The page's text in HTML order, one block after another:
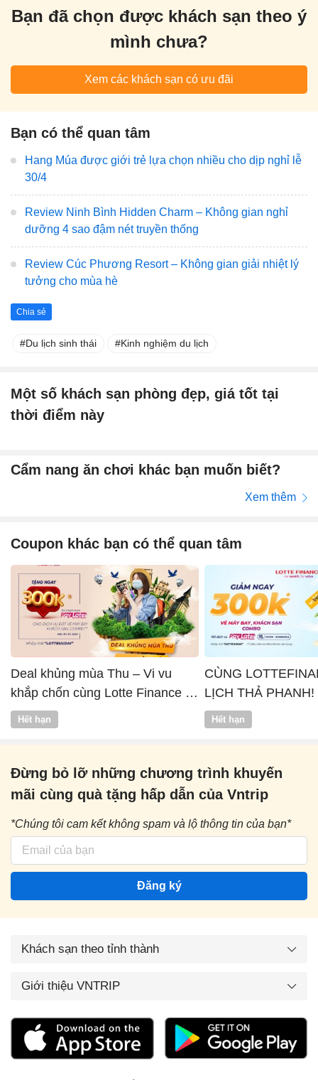
Bạn đã chọn được khách sạn theo ý
mình chưa?
Xem các khách sạn có ưu đãi
Bạn có thể quan tâm
Hang Múa được giới trẻ lựa chọn nhiều cho dịp nghỉ lễ
30/4
Review Ninh Bình Hidden Charm – Không gian nghỉ
dưỡng 4 sao đậm nét truyền thống
Review Cúc Phương Resort – Không gian giải nhiệt lý
tưởng cho mùa hè
Chia sẻ
Du lịch sinh thái Kinh nghiệm du lịch
Một số khách sạn phòng đẹp, giá tốt tại
thời điểm này
Cẩm nang ăn chơi khác bạn muốn biết?
Xem thêm
Coupon khác bạn có thể quan tâm
Deal khủng mùa Thu – Vi vu
khắp chốn cùng Lotte Finance x
Vntrip
Hết hạn
CÙNG
LỊCH THẢ PHANH!
Hết hạn
Đừng bỏ lỡ những chương trình khuyến
mãi cùng quà tặng hấp dẫn của Vntrip
*Chúng tôi cam kết không spam và lộ thông tin của bạn*
Đăng ký
Khách sạn theo tỉnh thành
Giới thiệu VNTRIP